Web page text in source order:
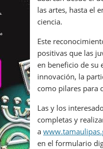
las artes, hasta el
ciencia.
Este
positivas que las
en beneficio de
innovación, la
como pilares para
Las y los
completas y
a
en el formulario